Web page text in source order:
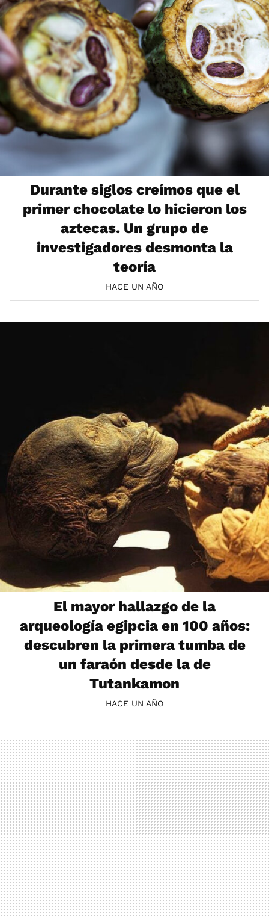
Durante siglos creímos que el
primer chocolate lo hicieron los
aztecas. Un grupo de
investigadores desmonta la
teoría
HACE UN AÑO
El mayor hallazgo de la
arqueología egipcia en 100 años:
descubren la primera tumba de
un faraón desde la de
Tutankamon
HACE UN AÑO